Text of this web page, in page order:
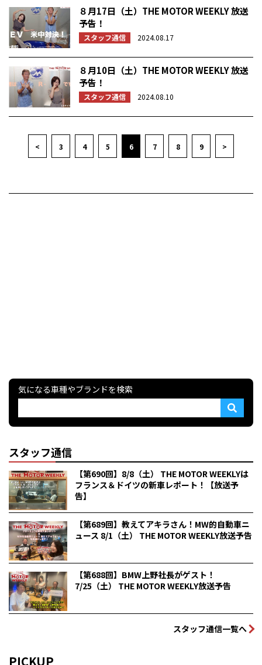
８月17日（土）THE MOTOR WEEKLY 放送
予告！
スタッフ通信 2024.08.17
８月10日（土）THE MOTOR WEEKLY 放送
予告！
スタッフ通信 2024.08.10
< 3 4 5 6 7 8 9 >
気になる車種やブランドを検索
スタッフ通信
【第690回】8/8（土） THE MOTOR WEEKLYは
フランス＆ドイツの新車レポート！【放送予
告】
【第689回】教えてアキラさん！MW的自動車ニ
ュース 8/1（土） THE MOTOR WEEKLY放送予告
【第688回】BMW上野社長がゲスト！
7/25（土） THE MOTOR WEEKLY放送予告
スタッフ通信一覧へ
PICKUP